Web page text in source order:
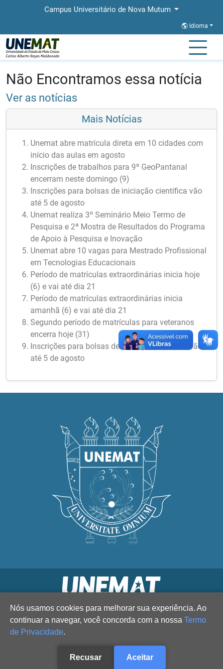
Campus Universitário de Nova Mutum
Idioma
Página Inicial
Não Encontramos essa notícia
Ver as notícias
Mais Notícias
Unemat abre matrícula direta em 10 cidades com
início das aulas em agosto
Inscrições de trabalhos para 9º GeoPantanal
encerram neste domingo (9)
Inscrições para bolsas de iniciação científica vão
até 5 de agosto
Unemat realiza 3º Seminário Meio Termo de
Pesquisa e 2ª Mostra de Resultados do Programa
de Apoio à Pesquisa e Inovação
Unemat abre 10 vagas para Mestrado Profissional
em Tecnologias Educacionais
Período de matrículas extraordinárias inicia hoje
(6) e vai até dia 21
Período de matrículas extraordinárias inicia
amanhã (6) e vai até dia 21
Segundo período de matrículas para veteranos
encerra hoje (31)
Inscrições para bolsas de iniciação científica vão
até 5 de agosto
Nós usamos cookies para melhorar sua experiência. Ao
continuar a navegar, você concorda com a nossa Termo
de Privacidade.
Recusar Aceitar